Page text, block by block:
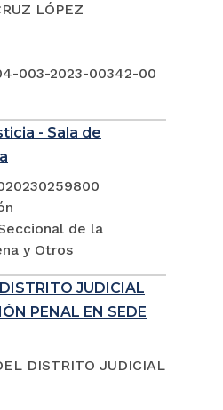
LÓPEZ
003-2023-00342-00
- Sala de
de la
y Otros
JUDICIAL
PENAL EN SEDE
DISTRITO JUDICIAL